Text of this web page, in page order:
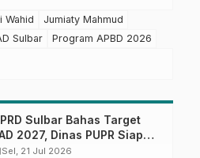
Wahid
Jumiaty Mahmud
Sulbar Program APBD 2026
Sulbar Bahas Target
2027, Dinas PUPR Siap
Pendapatan
Sel, 21 Jul 2026